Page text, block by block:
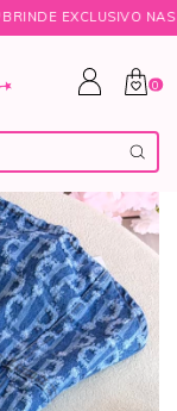
EXCLUSIVO NAS
0